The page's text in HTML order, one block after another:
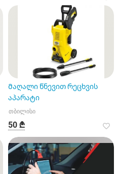
Მაღალი წნევით რეცხვის
აპარატი
თბილისი
50 ₾